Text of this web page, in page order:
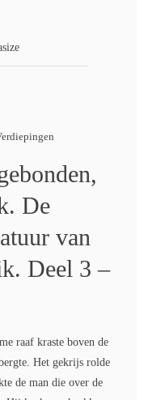
De
van
Deel 3 –
raaf kraste boven de
Het gekrijs rolde
de man die over de